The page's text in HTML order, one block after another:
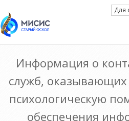
Для
Информация о
служб,
психологическую
обеспечения